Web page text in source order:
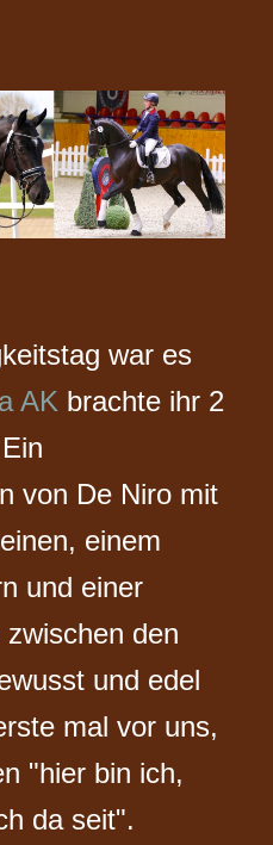
war es
AK brachte ihr 2
von De Niro mit
einem
und einer
den
und edel
mal vor uns,
"hier bin ich,
da seit".